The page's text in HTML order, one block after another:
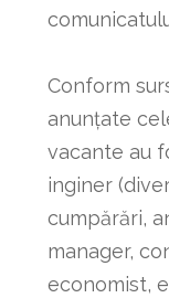
Conform
anunțate
vacante au
inginer
cumpărări,
manager,
economist,